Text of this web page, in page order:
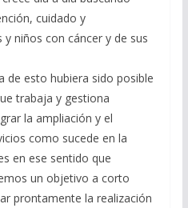
cuidado y
niños con cáncer y de sus
de esto hubiera sido posible
trabaja y gestiona
la ampliación y el
como sucede en la
en ese sentido que
un objetivo a corto
prontamente la realización